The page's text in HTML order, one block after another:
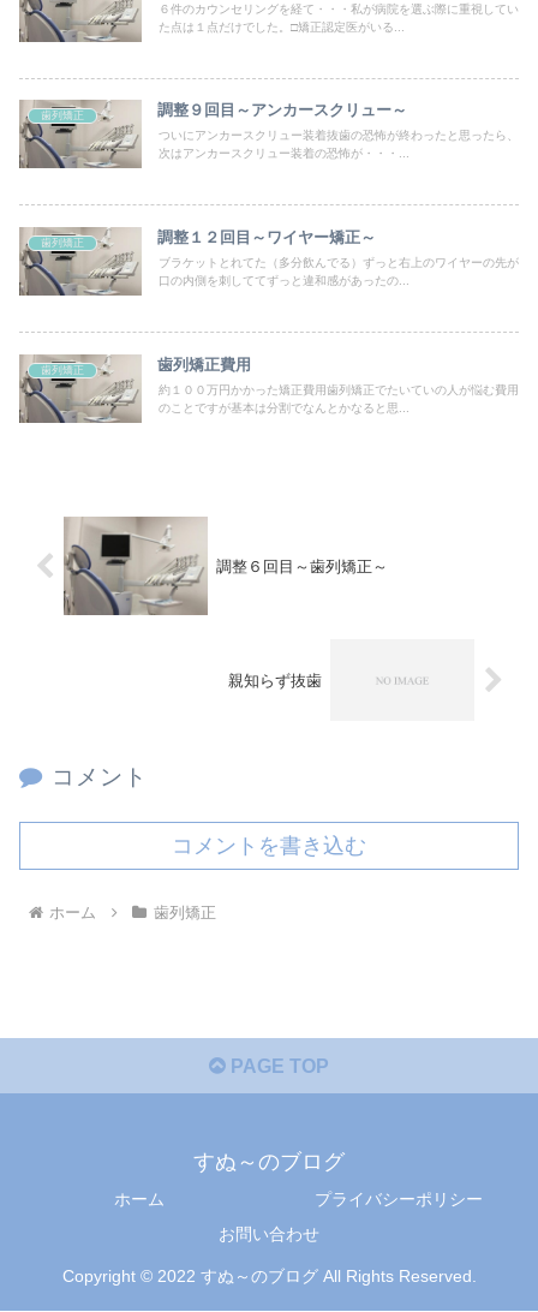
６件のカウンセリングを経て・・・私が病院を選ぶ際に重視してい
た点は１点だけでした。□矯正認定医がいる...
歯列矯正 調整９回目～アンカースクリュー～
ついにアンカースクリュー装着抜歯の恐怖が終わったと思ったら、
次はアンカースクリュー装着の恐怖が・・・...
歯列矯正 調整１２回目～ワイヤー矯正～
ブラケットとれてた（多分飲んでる）ずっと右上のワイヤーの先が
口の内側を刺しててずっと違和感があったの...
歯列矯正 歯列矯正費用
約１００万円かかった矯正費用歯列矯正でたいていの人が悩む費用
のことですが基本は分割でなんとかなると思...
調整６回目～歯列矯正～
親知らず抜歯
コメント
コメントを書き込む
ホーム 歯列矯正
PAGE TOP
すぬ～のブログ
ホーム
プライバシーポリシー
お問い合わせ
Copyright © 2022 すぬ～のブログ All Rights Reserved.